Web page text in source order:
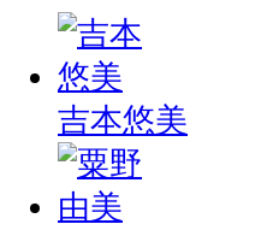
吉本悠美